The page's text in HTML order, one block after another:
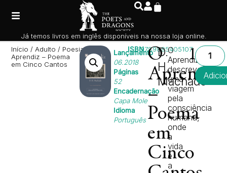
Início / Adulto / Poesia/ O
Aprendiz – Poema
em Cinco Cantos
Lançamento
06.2018
Páginas
52
Encadernação
Capa Mole
Idioma
Português
ISBN9789895405107
O
Aprendiz
–
Poema
em
Cinco
D.
H.
Machado
O
Aprendiz
descreve
uma
viagem
pela
consciência
humana,
onde
a
vida
e
a
10,00
Já temos livros em inglês disponíveis na nossa loja online.